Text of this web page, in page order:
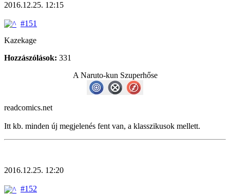
2016.12.25. 12:15
#151
Kazekage
Hozzászólások: 331
A Naruto-kun Szuperhőse
readcomics.net
Itt kb. minden új megjelenés fent van, a klasszikusok mellett.
2016.12.25. 12:20
#152